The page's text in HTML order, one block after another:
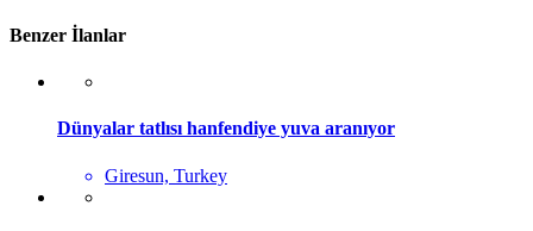
Benzer İlanlar
Dünyalar tatlısı hanfendiye yuva aranıyor
Giresun, Turkey